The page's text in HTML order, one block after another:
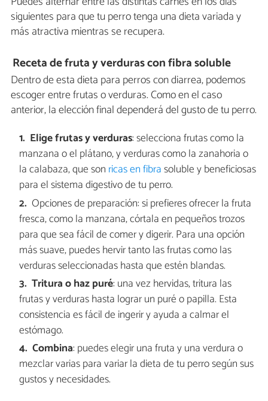
siguientes para que tu perro tenga una dieta variada y
más atractiva mientras se recupera.
Receta de fruta y verduras con fibra soluble
Dentro de esta dieta para perros con diarrea, podemos
escoger entre frutas o verduras. Como en el caso
anterior, la elección final dependerá del gusto de tu perro.
Elige frutas y verduras: selecciona frutas como la
manzana o el plátano, y verduras como la zanahoria o
la calabaza, que son ricas en fibrasoluble y beneficiosas
para el sistema digestivo de tu perro.
Opciones de preparación: si prefieres ofrecer la fruta
fresca, como la manzana, córtala en pequeños trozos
para que sea fácil de comer y digerir. Para una opción
más suave, puedes hervir tanto las frutas como las
verduras seleccionadas hasta que estén blandas.
Tritura o haz puré: una vez hervidas, tritura las
frutas y verduras hasta lograr un puré o papilla. Esta
consistencia es fácil de ingerir y ayuda a calmar el
estómago.
Combina: puedes elegir una fruta y una verdura o
mezclar varias para variar la dieta de tu perro según sus
gustos y necesidades.